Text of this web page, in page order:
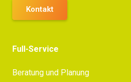
Kontakt
Full-Service
Beratung und Planung